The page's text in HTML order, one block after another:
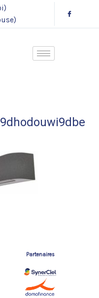
Partenaires